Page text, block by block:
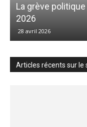
La grève
2026
28 avril 2026
Articles récents sur le